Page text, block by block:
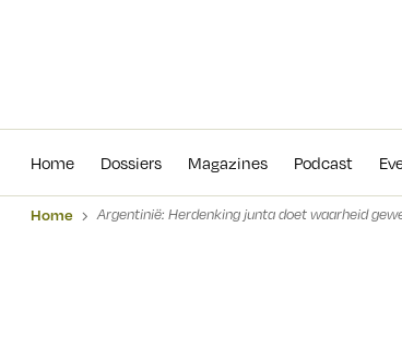
Home Dossiers Magazines Podcast
Home Argentinië: Herdenking junta doet waarheid